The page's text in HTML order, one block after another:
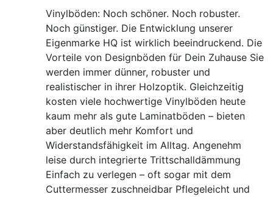
Vinylböden: Noch schöner. Noch robuster.
Noch günstiger. Die Entwicklung unserer
Eigenmarke HQ ist wirklich beeindruckend. Die
Vorteile von Designböden für Dein Zuhause Sie
werden immer dünner, robuster und
realistischer in ihrer Holzoptik. Gleichzeitig
kosten viele hochwertige Vinylböden heute
kaum mehr als gute Laminatböden – bieten
aber deutlich mehr Komfort und
Widerstandsfähigkeit im Alltag. Angenehm
leise durch integrierte Trittschalldämmung
Einfach zu verlegen – oft sogar mit dem
Cuttermesser zuschneidbar Pflegeleicht und